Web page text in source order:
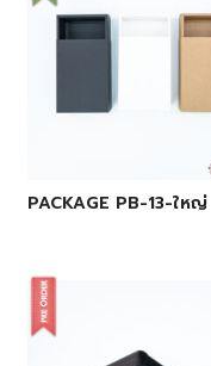
PACKAGE PB-13-ใหญ่